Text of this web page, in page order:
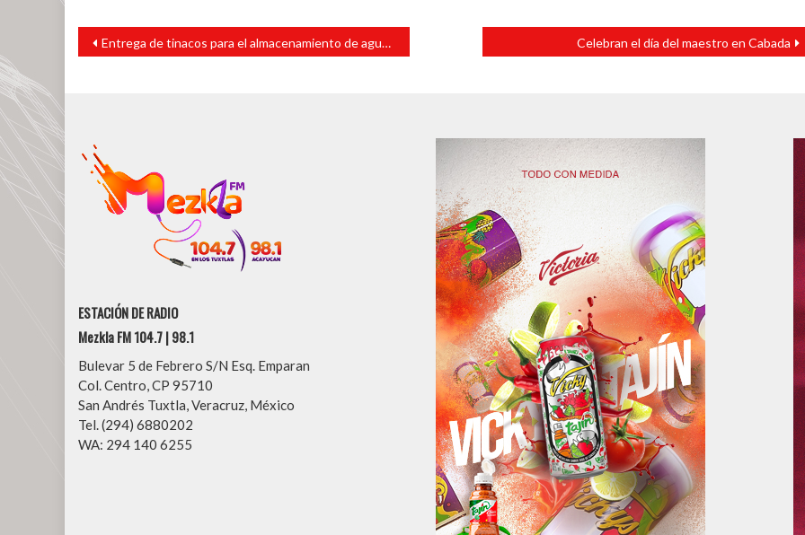
Navegación
entradas
Entrega de tinacos para el almacenamiento de agua, refrigeradores y láminas de zinc en Santiago Tuxtla Celebran el día del maestro en Cabada
ESTACIÓN DE RADIO
Mezkla FM 104.7 | 98.1
Bulevar 5 de Febrero S/N Esq. Emparan
Col. Centro, CP 95710
San Andrés Tuxtla, Veracruz, México
Tel. (294) 6880202
WA: 294 140 6255